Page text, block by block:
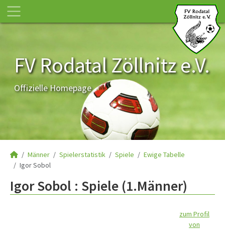
FV Rodatal Zöllnitz e.V.
Offizielle Homepage
Männer Spielerstatistik Spiele
Ewige Tabelle
Igor Sobol
Igor Sobol : Spiele (1.Männer)
zum Profil
von